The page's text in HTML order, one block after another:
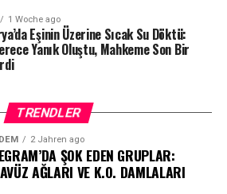
1 Woche ago
Eşinin Üzerine Sıcak Su Döktü:
Yanık Oluştu, Mahkeme Son Bir
TRENDLER
2 Jahren ago
ŞOK EDEN GRUPLAR:
AĞLARI VE K.O. DAMLALARI